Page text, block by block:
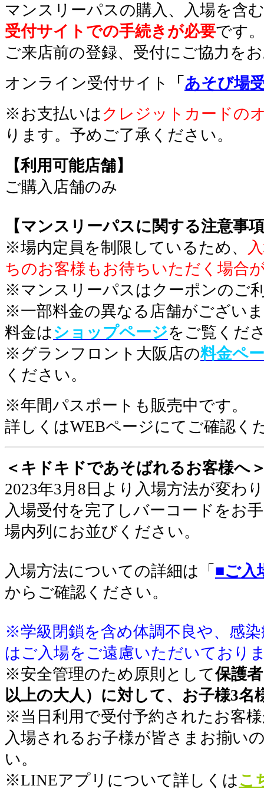
マンスリーパスの購入、入場を含
受付サイトでの手続きが必要です。
ご来店前の登録、受付にご協力を
オンライン受付サイト
「 あそび場
※お支払いは クレジットカードの
ります。予めご了承ください。
【利用可能店舗】
ご購入店舗のみ
【マンスリーパスに関する注意事
※場内定員を制限しているため、
ちのお客様もお待ちいただく場合
※マンスリーパスはクーポンのご
※一部料金の異なる店舗がござい
料金はショップページをご覧くだ
※グランフロント大阪店の料金ペ
ください。
※年間パスポートも販売中です。
詳しくはWEBページにてご確認く
＜キドキドであそばれるお客様へ
2023年3月8日より入場方法が変わ
入場受付を完了しバーコードをお
場内列にお並びください。
入場方法についての詳細は「 ■ご入
からご確認ください。
※学級閉鎖を含め体調不良や、感
はご入場をご遠慮いただいており
※安全管理のため原則として保護
以上の大人）に対して、お子様3名
※当日利用で受付予約されたお客
入場されるお子様が皆さまお揃い
い。
※LINEアプリについて詳しくは こ